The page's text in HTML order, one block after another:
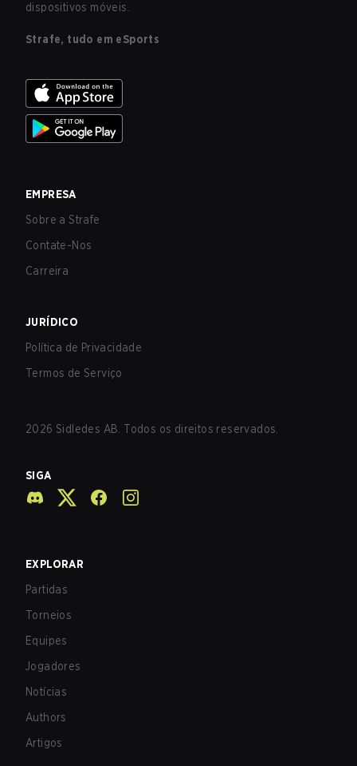
dispositivos móveis.
Strafe, tudo em eSports
EMPRESA
Sobre a Strafe
Contate-Nos
Carreira
JURÍDICO
Política de Privacidade
Termos de Serviço
2026 Sidledes AB. Todos os direitos reservados.
SIGA
EXPLORAR
Partidas
Torneios
Equipes
Jogadores
Notícias
Authors
Artigos